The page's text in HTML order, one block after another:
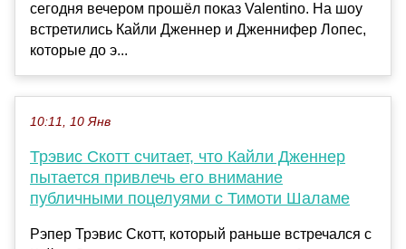
сегодня вечером прошёл показ Valentino. На шоу
встретились Кайли Дженнер и Дженнифер Лопес,
которые до э...
10:11, 10 Янв
Трэвис Скотт считает, что Кайли Дженнер
пытается привлечь его внимание
публичными поцелуями с Тимоти Шаламе
Рэпер Трэвис Скотт, который раньше встречался с